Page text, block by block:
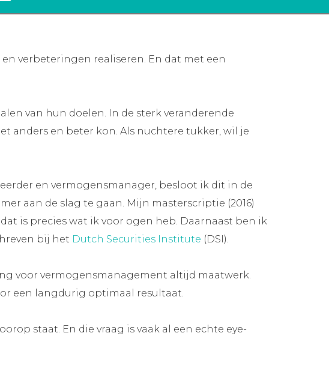
verbeteringen realiseren. En dat met een
van hun doelen. In de sterk veranderende
anders en beter kon. Als nuchtere tukker, wil je
en vermogensmanager, besloot ik dit in de
aan de slag te gaan. Mijn masterscriptie (2016)
is precies wat ik voor ogen heb. Daarnaast ben ik
bij het Dutch Securities Institute (DSI).
voor vermogensmanagement altijd maatwerk.
een langdurig optimaal resultaat.
staat. En die vraag is vaak al een echte eye-